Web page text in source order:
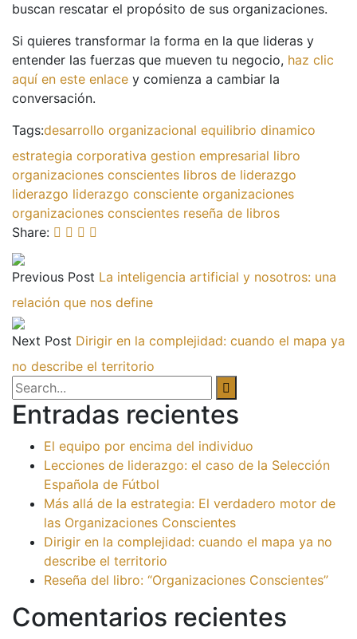
buscan rescatar el propósito de sus organizaciones.
Si quieres transformar la forma en la que lideras y
entender las fuerzas que mueven tu negocio, haz clic
aquí en este enlace y comienza a cambiar la
conversación.
Tags:desarrollo organizacional equilibrio dinamico
estrategia corporativa gestion empresarial libro
organizaciones conscientes libros de liderazgo
liderazgo liderazgo consciente organizaciones
organizaciones conscientes reseña de libros
Share:
Previous Post La inteligencia artificial y nosotros: una
relación que nos define
Next Post Dirigir en la complejidad: cuando el mapa ya
no describe el territorio
Entradas recientes
El equipo por encima del individuo
Lecciones de liderazgo: el caso de la Selección
Española de Fútbol
Más allá de la estrategia: El verdadero motor de
las Organizaciones Conscientes
Dirigir en la complejidad: cuando el mapa ya no
describe el territorio
Reseña del libro: “Organizaciones Conscientes”
Comentarios recientes